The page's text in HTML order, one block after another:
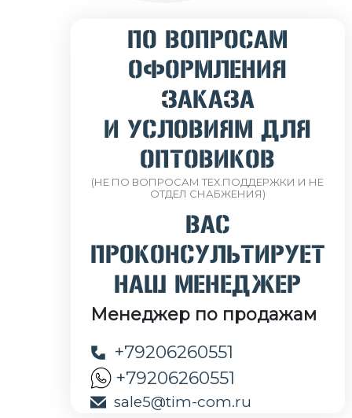
ПО ВОПРОСАМ
ОФОРМЛЕНИЯ
ЗАКАЗА
И УСЛОВИЯМ ДЛЯ
ОПТОВИКОВ
(НЕ ПО ВОПРОСАМ ТЕХ.ПОДДЕРЖКИ И НЕ
ОТДЕЛ СНАБЖЕНИЯ)
ВАС
ПРОКОНСУЛЬТИРУЕТ
НАШ МЕНЕДЖЕР
Менеджер по продажам
+79206260551
+79206260551
sale5@tim-com.ru